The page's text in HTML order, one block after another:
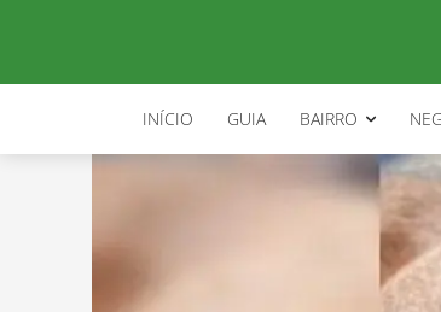
INÍCIO GUIA BAIRRO